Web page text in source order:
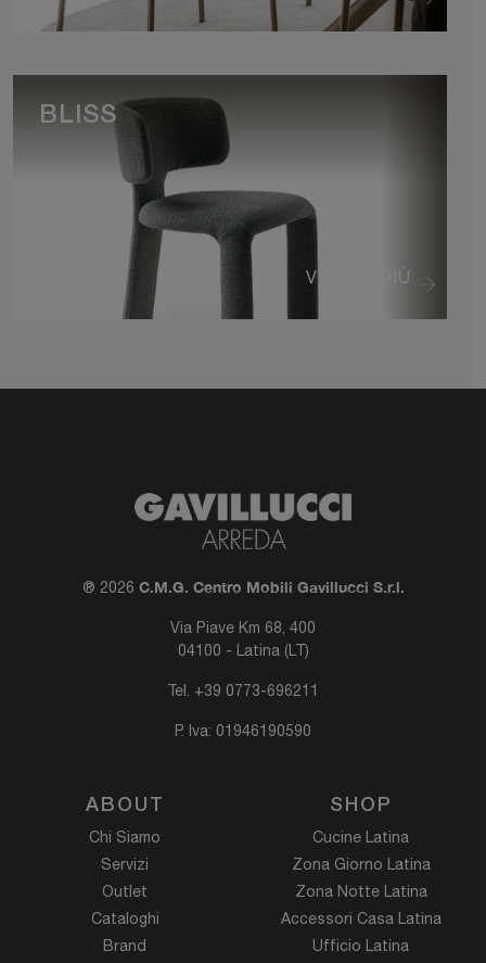
VEDI DI PIÙ
BLISS
® 2026 C.M.G. Centro Mobili Gavillucci S.r.l.
Via Piave Km 68, 400
04100 - Latina (LT)
Tel. +39 0773-696211
P. Iva: 01946190590
ABOUT
Chi Siamo
Servizi
Outlet
Cataloghi
Brand
SHOP
Cucine Latina
Zona Giorno Latina
Zona Notte Latina
Accessori Casa Latina
Ufficio Latina